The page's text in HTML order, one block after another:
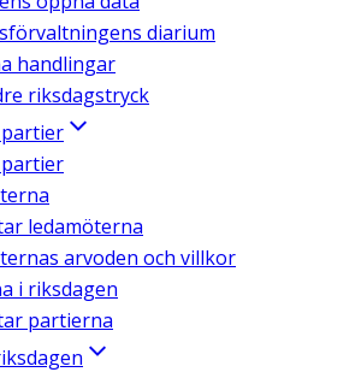
diarium
handlingar
riksdagstryck
ledamöterna
arvoden och villkor
i riksdagen
partierna